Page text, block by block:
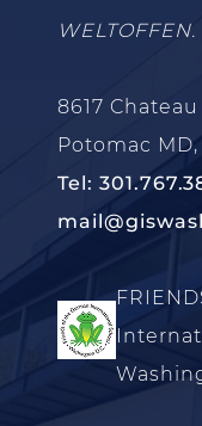
WELTOFFEN.
8617
Potomac
Tel: